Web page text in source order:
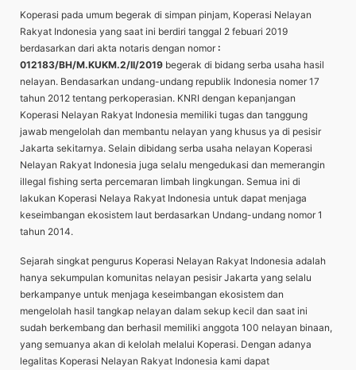
Koperasi pada umum begerak di simpan pinjam, Koperasi Nelayan
Rakyat Indonesia yang saat ini berdiri tanggal 2 febuari 2019
berdasarkan dari akta notaris dengan nomor:
012183/BH/M.KUKM.2/II/2019 begerak di bidang serba usaha hasil
nelayan. Bendasarkan undang-undang republik Indonesia nomer 17
tahun 2012 tentang perkoperasian. KNRI dengan kepanjangan
Koperasi Nelayan Rakyat Indonesia memiliki tugas dan tanggung
jawab mengelolah dan membantu nelayan yang khusus ya di pesisir
Jakarta sekitarnya. Selain dibidang serba usaha nelayan Koperasi
Nelayan Rakyat Indonesia juga selalu mengedukasi dan memerangin
illegal fishing serta percemaran limbah lingkungan. Semua ini di
lakukan Koperasi Nelaya Rakyat Indonesia untuk dapat menjaga
keseimbangan ekosistem laut berdasarkan Undang-undang nomor 1
tahun 2014.
Sejarah singkat pengurus Koperasi Nelayan Rakyat Indonesia adalah
hanya sekumpulan komunitas nelayan pesisir Jakarta yang selalu
berkampanye untuk menjaga keseimbangan ekosistem dan
mengelolah hasil tangkap nelayan dalam sekup kecil dan saat ini
sudah berkembang dan berhasil memiliki anggota 100 nelayan binaan,
yang semuanya akan di kelolah melalui Koperasi. Dengan adanya
legalitas Koperasi Nelayan Rakyat Indonesia kami dapat